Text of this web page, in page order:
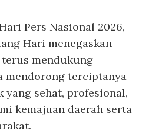
Pers Nasional 2026,
Hari menegaskan
mendukung
mendorong terciptanya
sehat, profesional,
kemajuan daerah serta